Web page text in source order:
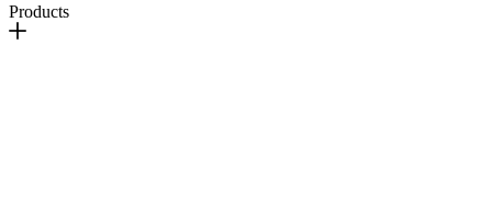
Products